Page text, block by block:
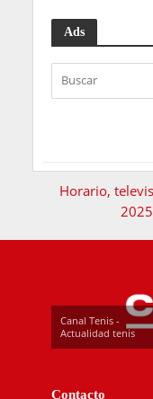
Ads
Horario,
Canal Tenis -
Actualidad tenis
Contacto